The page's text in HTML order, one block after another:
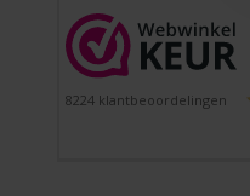
8224 klantbeoordelingen